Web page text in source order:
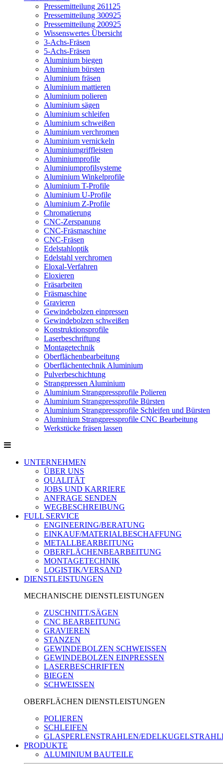
Pressemitteilung 261125
Pressemitteilung 300925
Pressemitteilung 200925
Wissenswertes Übersicht
3-Achs-Fräsen
5-Achs-Fräsen
Aluminium biegen
Aluminium bürsten
Aluminium fräsen
Aluminium mattieren
Aluminium polieren
Aluminium sägen
Aluminium schleifen
Aluminium schweißen
Aluminium verchromen
Aluminium vernickeln
Aluminiumgriffleisten
Aluminiumprofile
Aluminiumprofilsysteme
Aluminium Winkelprofile
Aluminium T-Profile
Aluminium U-Profile
Aluminium Z-Profile
Chromatierung
CNC-Zerspanung
CNC-Fräsmaschine
CNC-Fräsen
Edelstahloptik
Edelstahl verchromen
Eloxal-Verfahren
Eloxieren
Fräsarbeiten
Fräsmaschine
Gravieren
Gewindebolzen einpressen
Gewindebolzen schweißen
Konstruktionsprofile
Laserbeschriftung
Montagetechnik
Oberflächenbearbeitung
Oberflächentechnik Aluminium
Pulverbeschichtung
Strangpressen Aluminium
Aluminium Strangpressprofile Polieren
Aluminium Strangpressprofile Bürsten
Aluminium Strangpressprofile Schleifen und Bürsten
Aluminium Strangpressprofile CNC Bearbeitung
Werkstücke fräsen lassen
UNTERNEHMEN
ÜBER UNS
QUALITÄT
JOBS UND KARRIERE
ANFRAGE SENDEN
WEGBESCHREIBUNG
FULL SERVICE
ENGINEERING/BERATUNG
EINKAUF/MATERIALBESCHAFFUNG
METALLBEARBEITUNG
OBERFLÄCHENBEARBEITUNG
MONTAGETECHNIK
LOGISTIK/VERSAND
DIENSTLEISTUNGEN
MECHANISCHE DIENSTLEISTUNGEN
ZUSCHNITT/SÄGEN
CNC BEARBEITUNG
GRAVIEREN
STANZEN
GEWINDEBOLZEN SCHWEISSEN
GEWINDEBOLZEN EINPRESSEN
LASERBESCHRIFTEN
BIEGEN
SCHWEISSEN
OBERFLÄCHEN DIENSTLEISTUNGEN
POLIEREN
SCHLEIFEN
GLASPERLENSTRAHLEN/
PRODUKTE
ALUMINIUM BAUTEILE